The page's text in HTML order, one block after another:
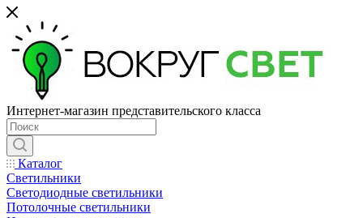
Интернет-магазин представительского класса
Каталог
Светильники
Светодиодные светильники
Потолочные светильники